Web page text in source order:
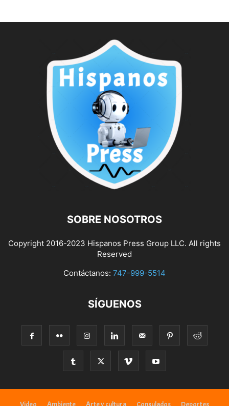
SOBRE NOSOTROS
Copyright 2016-2023 Hispanos Press Group LLC. All rights
Reserved
Contáctanos: 747-999-5514
SÍGUENOS
Video Ambiente Arte y cultura Consulados Deportes